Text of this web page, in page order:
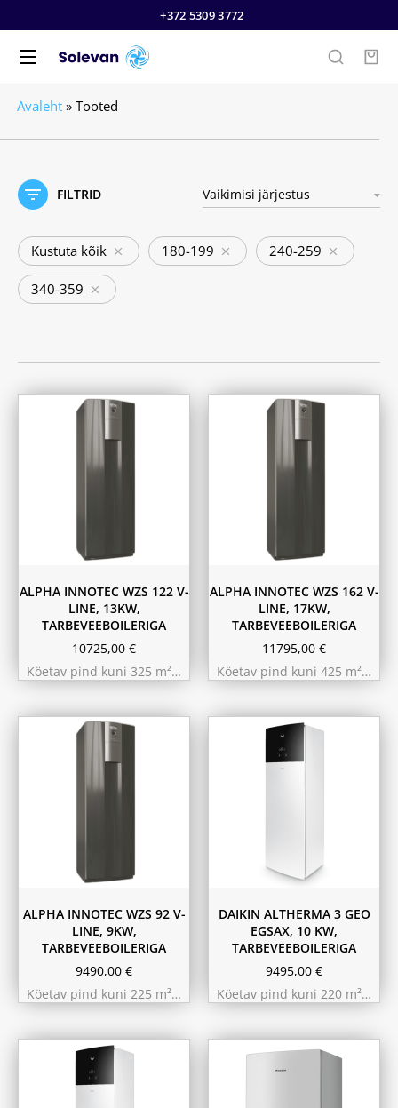
+372 5309 3772
Avaleht » Tooted
FILTRID
Kustuta kõik 180-199 240-259
340-359
ALPHA INNOTEC WZS 122 V-
LINE, 13KW,
TARBEVEEBOILERIGA
10725,00 €
Köetav pind kuni 325 m²…
ALPHA INNOTEC WZS 162 V-
LINE, 17KW,
TARBEVEEBOILERIGA
11795,00 €
Köetav pind kuni 425 m²…
ALPHA INNOTEC WZS 92 V-
LINE, 9KW,
TARBEVEEBOILERIGA
9490,00 €
Köetav pind kuni 225 m²…
DAIKIN ALTHERMA 3 GEO
EGSAX, 10 KW,
TARBEVEEBOILERIGA
9495,00 €
Köetav pind kuni 220 m²…